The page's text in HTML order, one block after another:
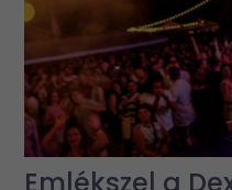
Emlékszel a